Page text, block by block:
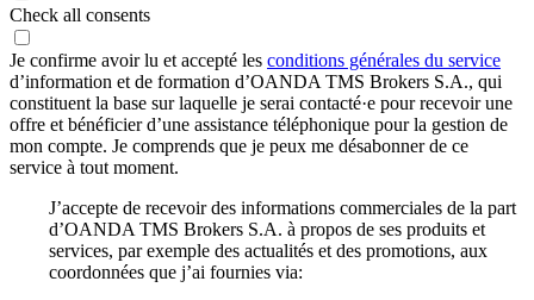
Check all consents
Je confirme avoir lu et accepté les conditions générales du service
d’information et de formation d’OANDA TMS Brokers S.A., qui
constituent la base sur laquelle je serai contacté·e pour recevoir une
offre et bénéficier d’une assistance téléphonique pour la gestion de
mon compte. Je comprends que je peux me désabonner de ce
service à tout moment.
J’accepte de recevoir des informations commerciales de la part
d’OANDA TMS Brokers S.A. à propos de ses produits et
services, par exemple des actualités et des promotions, aux
coordonnées que j’ai fournies via: